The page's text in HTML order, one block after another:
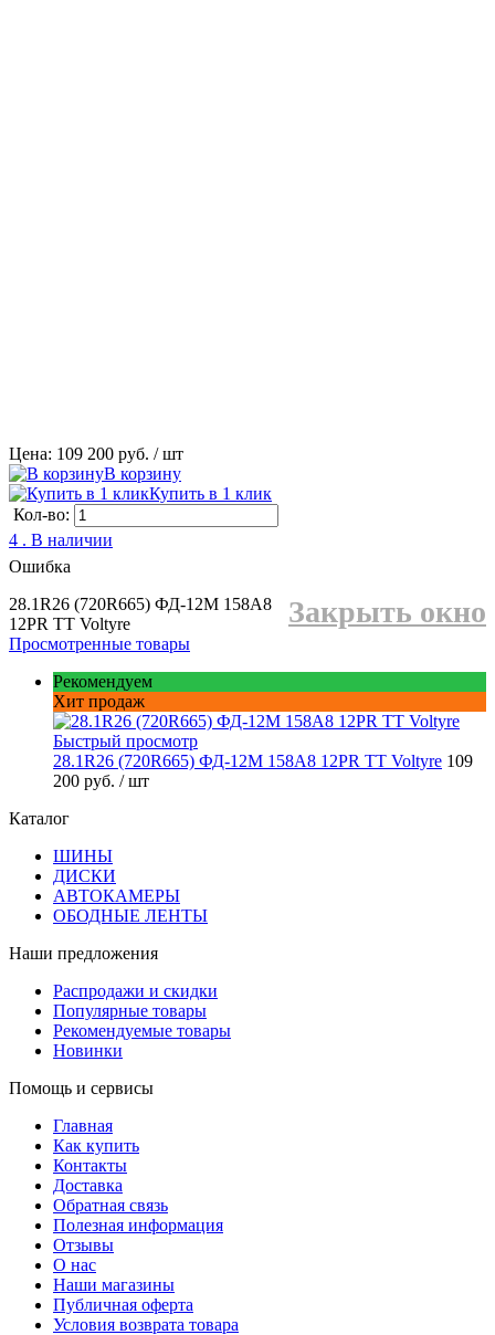
Цена: 109 200 руб. / шт
В корзину
Купить в 1 клик
Кол-во:
4 . В наличии
Ошибка
Закрыть окно
28.1R26 (720R665) ФД-12М 158A8
12PR TT Voltyre
Просмотренные товары
Рекомендуем
Хит продаж
Быстрый просмотр
28.1R26 (720R665) ФД-12М 158A8 12PR TT Voltyre 109
200 руб. / шт
Каталог
ШИНЫ
ДИСКИ
АВТОКАМЕРЫ
ОБОДНЫЕ ЛЕНТЫ
Наши предложения
Распродажи и скидки
Популярные товары
Рекомендуемые товары
Новинки
Помощь и сервисы
Главная
Как купить
Контакты
Доставка
Обратная связь
Полезная информация
Отзывы
О нас
Наши магазины
Публичная оферта
Условия возврата товара